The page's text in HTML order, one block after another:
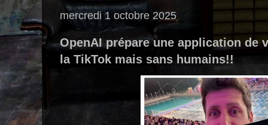
mercredi 1 octobre 2025
OpenAI prépare une application de
la TikTok mais sans humains!!